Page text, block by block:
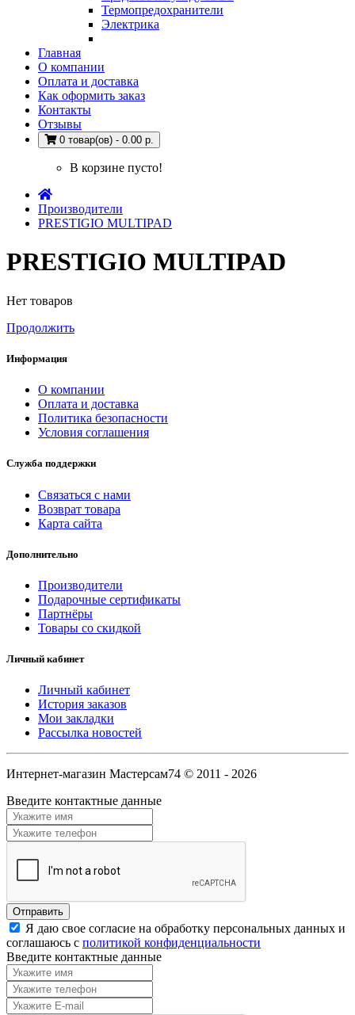
Термопредохранители
Электрика
Главная
О компании
Оплата и доставка
Как оформить заказ
Контакты
Отзывы
0 товар(ов) - 0.00 р.
В корзине пусто!
Производители
PRESTIGIO MULTIPAD
PRESTIGIO MULTIPAD
Нет товаров
Продолжить
Информация
О компании
Оплата и доставка
Политика безопасности
Условия соглашения
Служба поддержки
Связаться с нами
Возврат товара
Карта сайта
Дополнительно
Производители
Подарочные сертификаты
Партнёры
Товары со скидкой
Личный кабинет
Личный кабинет
История заказов
Мои закладки
Рассылка новостей
Интернет-магазин Мастерсам74 © 2011 - 2026
Введите контактные данные
Я даю свое согласие на обработку персональных данных и
соглашаюсь с политикой конфиденциальности
Введите контактные данные